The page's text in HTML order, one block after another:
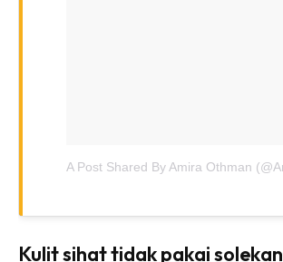
Kulit sihat tidak pakai solekan